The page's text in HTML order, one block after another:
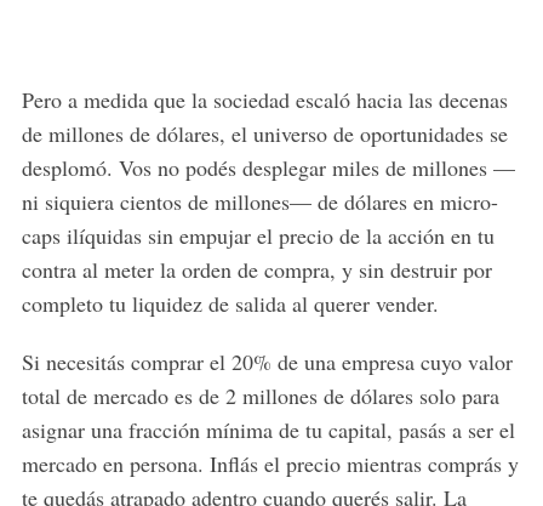
Pero a medida que la sociedad escaló hacia las decenas
de millones de dólares, el universo de oportunidades se
desplomó. Vos no podés desplegar miles de millones —
ni siquiera cientos de millones— de dólares en micro-
caps ilíquidas sin empujar el precio de la acción en tu
contra al meter la orden de compra, y sin destruir por
completo tu liquidez de salida al querer vender.
Si necesitás comprar el 20% de una empresa cuyo valor
total de mercado es de 2 millones de dólares solo para
asignar una fracción mínima de tu capital, pasás a ser el
mercado en persona. Inflás el precio mientras comprás y
te quedás atrapado adentro cuando querés salir. La